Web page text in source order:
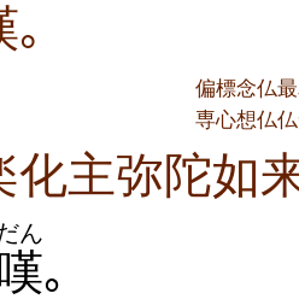
偏標念仏
専心想仏
主弥陀如
ん
｡